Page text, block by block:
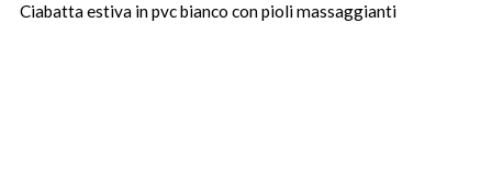
Ciabatta estiva in pvc bianco con pioli massaggianti